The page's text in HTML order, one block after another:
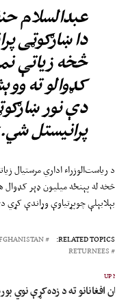
عبدالسلام
دا ښارګوټی
څخه زیاتې
کډوالو ته
دې نور
پرانیستل
د ریاست‌الوزراء اداري مرستیال
څخه له پېنځه میلیون ډېر کډوال
بېلابېلې چوپړتیاوې وړاندې کړي
RELATED TOPICS:
RETURNEES
UP
افغانانو ته د زده‌کړې نوي